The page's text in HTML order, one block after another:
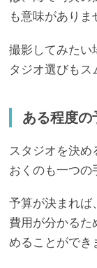
も意味がありま
撮影してみたい
タジオ選びもス
ある程度の
スタジオを決
おくのも一つの
予算が決まれば
費用が分かるた
めることができ